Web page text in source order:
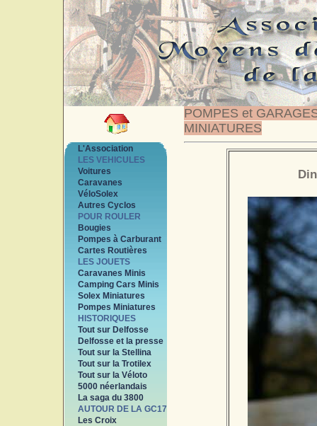
POMPES et
MINIATURES
L'Association
LES VEHICULES
Voitures
Caravanes
VéloSolex
Autres Cyclos
POUR ROULER
Bougies
Pompes à Carburant
Cartes Routières
LES JOUETS
Caravanes Minis
Camping Cars Minis
Solex Miniatures
Pompes Miniatures
HISTORIQUES
Tout sur Delfosse
Delfosse et la presse
Tout sur la Stellina
Tout sur la Trotilex
Tout sur la Véloto
5000 néerlandais
La saga du 3800
AUTOUR DE LA GC17
Les Croix